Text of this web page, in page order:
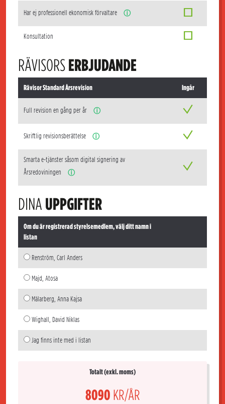
Har ej professionell ekonomisk förvaltare ⓘ
Konsultation
RÄVISORSERBJUDANDE
Rävisor Standard Årsrevision Ingår
Full revision en gång per år ⓘ
Skriftlig revisionsberättelse ⓘ
Smarta e-tjänster såsom digital signering av
Årsredoviningen
ⓘ
DINA UPPGIFTER
Om du är registrerad styrelsemedlem, välj ditt namn i
listan
Renström, Carl Anders
Majd, Atosa
Mälarberg, Anna Kajsa
Wighall, David Niklas
Jag finns inte med i listan
Totalt (exkl. moms)
8090 KR/ÅR